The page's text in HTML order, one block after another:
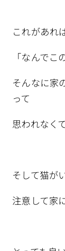
これがあれ
「なんで
そんなに家
って
思われなく
そして猫が
注意して家